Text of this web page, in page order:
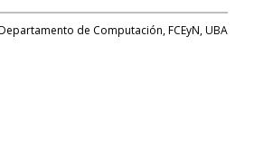
de Computación, FCEyN, UBA